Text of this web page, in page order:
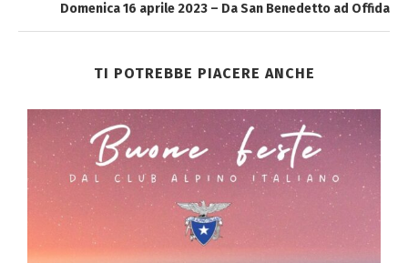
Domenica 16 aprile 2023 – Da San Benedetto ad Offida
TI POTREBBE PIACERE ANCHE